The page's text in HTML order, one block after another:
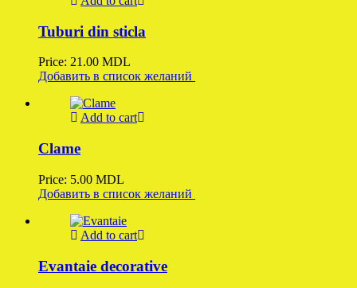
Tuburi din sticla
Price: 21.00 MDL
Добавить в список желаний
Add to cart
Clame
Price: 5.00 MDL
Добавить в список желаний
Add to cart
Evantaie decorative